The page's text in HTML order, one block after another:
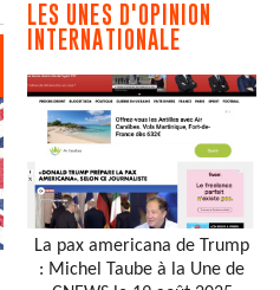
LES UNES D'OPINION
INTERNATIONALE
La pax americana de Trump
: Michel Taube à la Une de